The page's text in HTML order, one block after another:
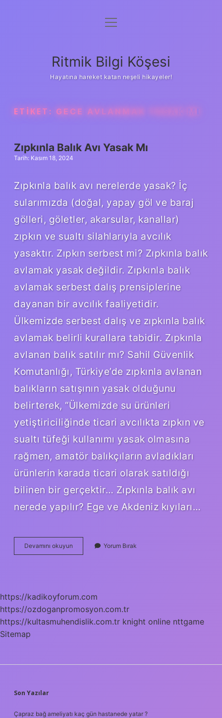
Anasayfa
Yasal Uyarı
menüyü
Ritmik Bilgi Köşesi
Hayatına hareket katan neşeli hikayeler!
ETIKET: GECE AVLANMAK YASAK MI
Zıpkınla Balık Avı Yasak Mı
Tarih: Kasım 18, 2024
Zıpkınla balık avı nerelerde yasak? İç
sularımızda (doğal, yapay göl ve baraj
gölleri, göletler, akarsular, kanallar)
zıpkın ve sualtı silahlarıyla avcılık
yasaktır. Zıpkın serbest mi? Zıpkınla balık
avlamak yasak değildir. Zıpkınla balık
avlamak serbest dalış prensiplerine
dayanan bir avcılık faaliyetidir.
Ülkemizde serbest dalış ve zıpkınla balık
avlamak belirli kurallara tabidir. Zıpkınla
avlanan balık satılır mı? Sahil Güvenlik
Komutanlığı, Türkiye’de zıpkınla avlanan
balıkların satışının yasak olduğunu
belirterek, “Ülkemizde su ürünleri
yetiştiriciliğinde ticari avcılıkta zıpkın ve
sualtı tüfeği kullanımı yasak olmasına
rağmen, amatör balıkçıların avladıkları
ürünlerin karada ticari olarak satıldığı
bilinen bir gerçektir… Zıpkınla balık avı
nerede yapılır? Ege ve Akdeniz kıyıları…
Devamını okuyun
Balık
Yorum Bırak
https://kadikoyforum.com
https://ozdoganpromosyon.com.tr
https://kultasmuhendislik.com.tr knight online nttgame
Sitemap
SIDEBAR
Son Yazılar
Çapraz bağ ameliyatı kaç gün hastanede yatar ?